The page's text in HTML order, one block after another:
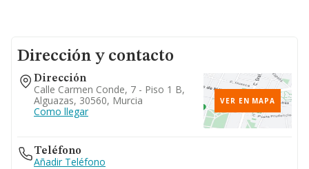
Dirección y contacto
Dirección
Calle Carmen Conde, 7 - Piso 1 B,
Alguazas, 30560, Murcia
Como llegar
VER EN MAPA
Teléfono
Añadir Teléfono